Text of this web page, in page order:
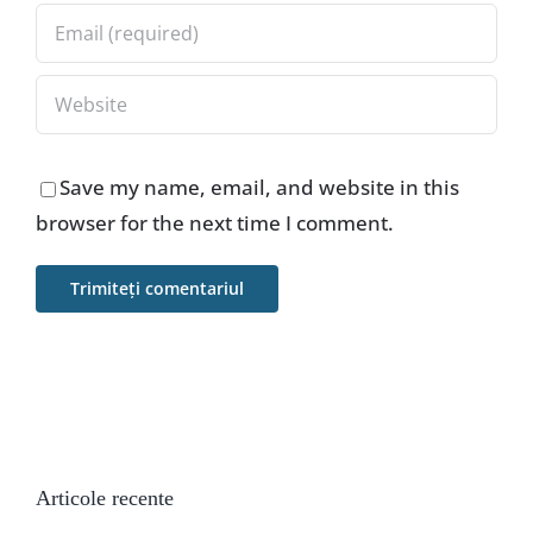
Save my name, email, and website in this
browser for the next time I comment.
Articole recente